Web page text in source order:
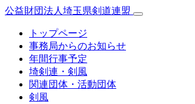
公益財団法人埼玉県剣道連盟
トップページ
事務局からのお知らせ
年間行事予定
埼剣連・剣風
関連団体・活動団体
剣風